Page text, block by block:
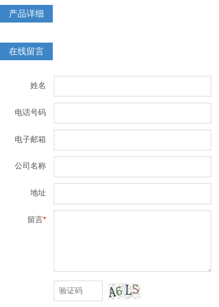
产品详细
在线留言
姓名
电话号码
电子邮箱
公司名称
地址
留言*